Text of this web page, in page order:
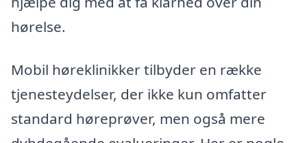
hørelse.
Mobil høreklinikker tilbyder en række
tjenesteydelser, der ikke kun omfatter
standard høreprøver, men også mere